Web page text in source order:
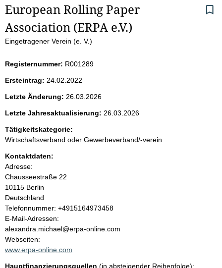
S
e
t
e
n
i
n
h
a
l
t
European Rolling Paper
Association (ERPA e.V.)
Eingetragener Verein (e. V.)
Registernummer: R001289
Ersteintrag: 24.02.2022
Letzte Änderung: 26.03.2026
Letzte Jahresaktualisierung: 26.03.2026
Tätigkeitskategorie:
Wirtschaftsverband oder Gewerbeverband/-verein
Kontaktdaten:
Adresse:
Chausseestraße 22
10115 Berlin
Deutschland
K
o
n
t
a
Telefonnummer: +4915164973458
E-Mail-Adressen:
alexandra.michael@erpa-online.com
Webseiten:
www.erpa-online.com
Hauptfinanzierungsquellen (in absteigender Reihenfolge):